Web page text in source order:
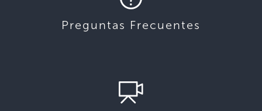
Preguntas Frecuentes